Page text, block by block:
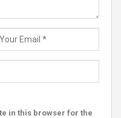
in this browser for the